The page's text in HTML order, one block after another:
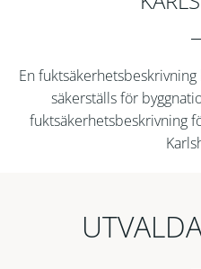
En
säkerställs för
fuktsäkerhetsbeskrivning